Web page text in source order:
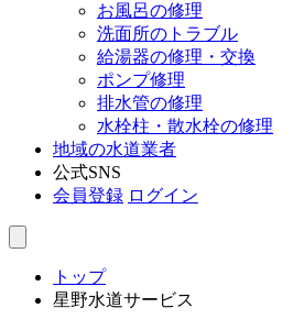
お風呂の修理
洗面所のトラブル
給湯器の修理・交換
ポンプ修理
排水管の修理
水栓柱・散水栓の修理
地域の水道業者
公式SNS
会員登録 ログイン
トップ
星野水道サービス